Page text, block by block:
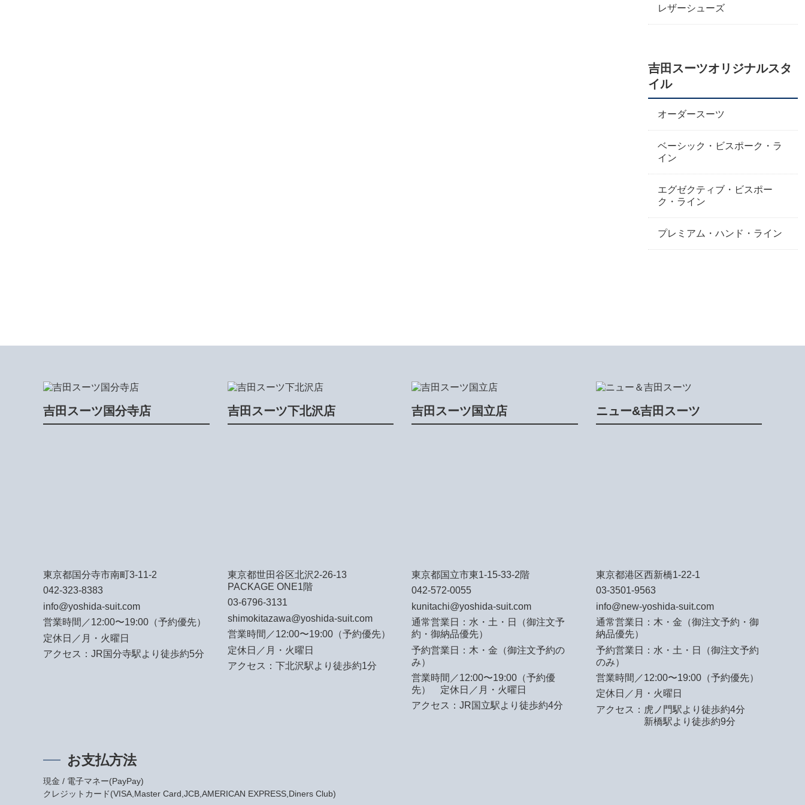
レザーシューズ
吉田スーツオリジナルスタ
イル
オーダースーツ
ベーシック・ビスポーク・ラ
イン
エグゼクティブ・ビスポー
ク・ライン
プレミアム・ハンド・ライン
吉田スーツ国分寺店
東京都国分寺市南町3-11-2
042-323-8383
info@yoshida-suit.com
営業時間／12:00〜19:00（予約優先）
定休日／月・火曜日
アクセス：JR国分寺駅より徒歩約5分
吉田スーツ下北沢店
東京都世田谷区北沢2-26-13
PACKAGE ONE1階
03-6796-3131
shimokitazawa@yoshida-suit.com
営業時間／12:00〜19:00（予約優先）
定休日／月・火曜日
アクセス：下北沢駅より徒歩約1分
吉田スーツ国立店
東京都国立市東1-15-33-2階
042-572-0055
kunitachi@yoshida-suit.com
通常営業日：水・土・日（御注文予
約・御納品優先）
予約営業日：木・金（御注文予約の
み）
営業時間／12:00〜19:00（予約優
先） 定休日／月・火曜日
アクセス：JR国立駅より徒歩約4分
ニュー&吉田スーツ
東京都港区西新橋1-22-1
03-3501-9563
info@new-yoshida-suit.com
通常営業日：木・金（御注文予約・御
納品優先）
予約営業日：水・土・日（御注文予約
のみ）
営業時間／12:00〜19:00（予約優先）
定休日／月・火曜日
アクセス： 虎ノ門駅より徒歩約4分
新橋駅より徒歩約9分
お支払方法
現金 / 電子マネー(PayPay)
クレジットカード(VISA,Master Card,JCB,AMERICAN EXPRESS,Diners Club)